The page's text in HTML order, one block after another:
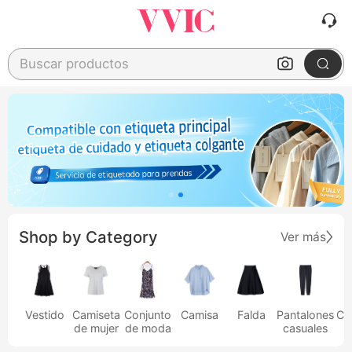
Buscar productos
Shop by Category Ver más
Vestido
Camiseta
de mujer
Conjunto
de moda
Camisa Falda
Pantalones
casuales